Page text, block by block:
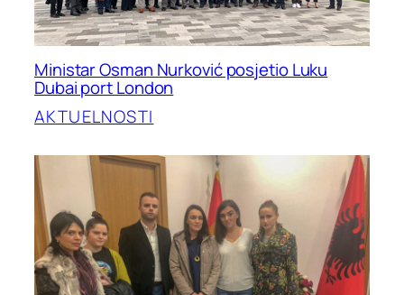
Ministar Osman Nurković posjetio Luku
Dubai port London
AKTUELNOSTI